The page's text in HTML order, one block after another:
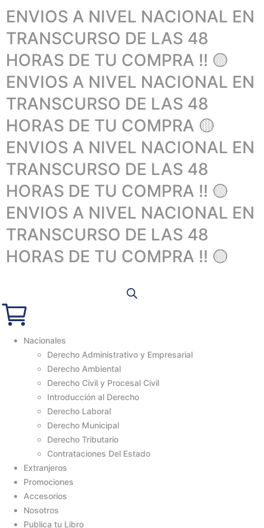
ENVIOS A NIVEL NACIONAL EN
TRANSCURSO DE LAS 48
HORAS DE TU COMPRA !! 🟡
ENVIOS A NIVEL NACIONAL EN
TRANSCURSO DE LAS 48
HORAS DE TU COMPRA 🟡
ENVIOS A NIVEL NACIONAL EN
TRANSCURSO DE LAS 48
HORAS DE TU COMPRA !! 🟡
ENVIOS A NIVEL NACIONAL EN
TRANSCURSO DE LAS 48
HORAS DE TU COMPRA !! 🟡
Nacionales
Derecho Administrativo y Empresarial
Derecho Ambiental
Derecho Civil y Procesal Civil
Introducción al Derecho
Derecho Laboral
Derecho Municipal
Derecho Tributario
Contrataciones Del Estado
Extranjeros
Promociones
Accesorios
Nosotros
Publica tu Libro